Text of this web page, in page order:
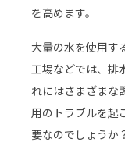
を高めます。
大量の水を使用す
工場などでは、排
れにはさまざまな
用のトラブルを起
要なのでしょうか